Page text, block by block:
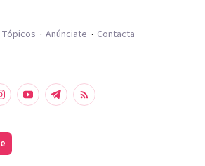
Tópicos Anúnciate Contacta